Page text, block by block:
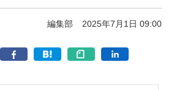
編集部 2025年7月1日 09:00